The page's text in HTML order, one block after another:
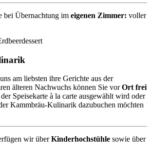
bei Übernachtung im eigenen Zimmer: voller
am liebsten ihre Gerichte aus der
älteren Nachwuchs können Sie vorOrt frei
Speisekarte à la carte ausgewählt wird oder
Kammbräu-Kulinarik dazubuchen möchten
wir überKinderhochstühle sowie über